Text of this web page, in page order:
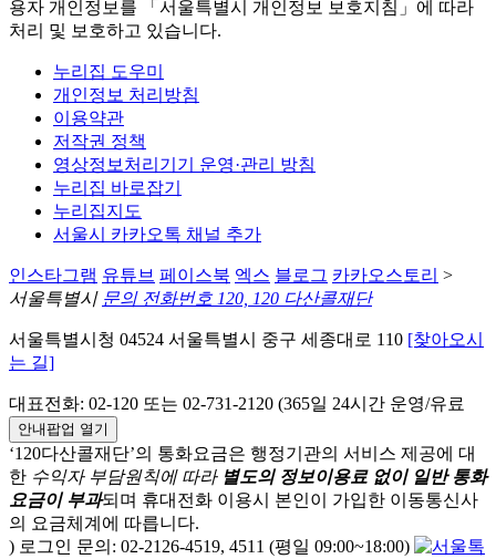
용자 개인정보를 「서울특별시 개인정보 보호지침」에 따라
처리 및 보호하고 있습니다.
누리집 도우미
개인정보 처리방침
이용약관
저작권 정책
영상정보처리기기 운영·관리 방침
누리집 바로잡기
누리집지도
서울시 카카오톡 채널 추가
인스타그램 유튜브 페이스북 엑스 블로그 카카오스토리 >
서울특별시 문의 전화번호 120, 120 다산콜재단
서울특별시청 04524 서울특별시 중구 세종대로 110 [찾아오시
는 길]
대표전화: 02-120 또는 02-731-2120 (365일 24시간 운영/유료
안내팝업 열기
‘120다산콜재단’의 통화요금은 행정기관의 서비스 제공에 대
한 수익자 부담원칙에 따라 별도의 정보이용료 없이 일반 통화
요금이 부과되며 휴대전화 이용시 본인이 가입한 이동통신사
의 요금체계에 따릅니다.
) 로그인 문의: 02-2126-4519, 4511 (평일 09:00~18:00)